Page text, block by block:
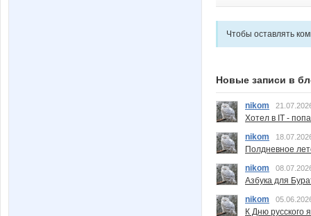
Чтобы оставлять
Новые записи в
nikom
Хотел в IT -
nikom
Полдневное
nikom
Азбука для
nikom
К Дню русского